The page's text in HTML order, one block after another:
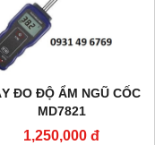
ĐO ĐỘ ẨM NGŨ CỐC
MD7821
1,250,000 đ